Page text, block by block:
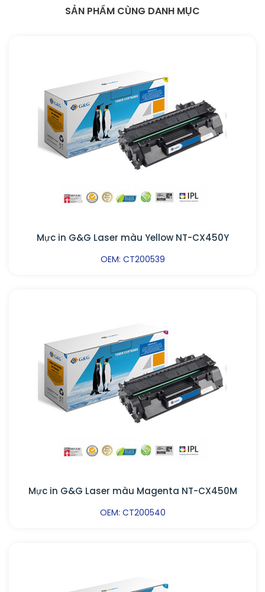
SẢN PHẨM CÙNG DANH MỤC
Mực in G&G Laser màu Yellow NT-CX450Y
OEM: CT200539
Mực in G&G Laser màu Magenta NT-CX450M
OEM: CT200540